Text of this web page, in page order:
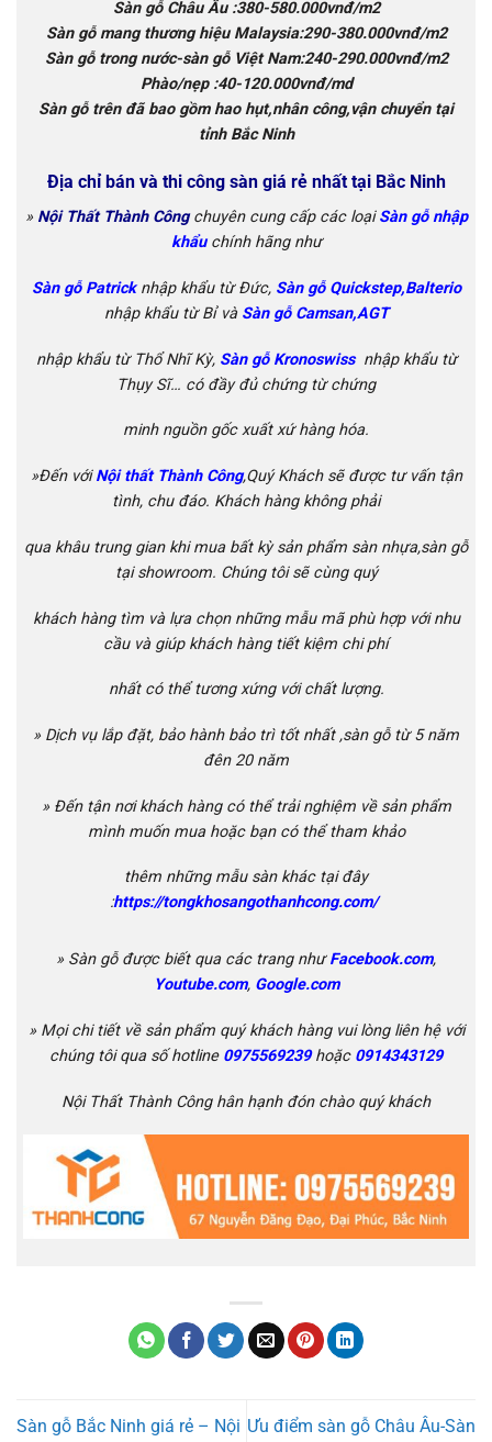
Sàn gỗ Châu Âu :380-580.000vnđ/m2
Sàn gỗ mang thương hiệu Malaysia:290-380.000vnđ/m2
Sàn gỗ trong nước-sàn gỗ Việt Nam:240-290.000vnđ/m2
Phào/nẹp :40-120.000vnđ/md
Sàn gỗ trên đã bao gồm hao hụt,nhân công,vận chuyển tại
tỉnh Bắc Ninh
Địa chỉ bán và thi công sàn giá rẻ nhất tại Bắc Ninh
» Nội Thất Thành Côngchuyên cung cấp các loạiSàn gỗ nhập
khẩuchính hãng như
Sàn gỗ Patricknhập khẩu từ Đức, Sàn gỗ Quickstep,Balterio
nhập khẩu từBỉ và Sàn gỗ Camsan,AGT
nhập khẩu từ Thổ Nhĩ Kỳ, Sàn gỗ Kronoswiss nhập khẩu từ
Thụy Sĩ… có đầy đủ chứng từ chứng
minh nguồn gốc xuất xứ hàng hóa.
»Đến vớiNội thất Thành Công,Quý Khách sẽ được tư vấn tận
tình, chu đáo. Khách hàng không phải
qua khâu trung gian khi mua bất kỳ sản phẩm sàn nhựa,sàn gỗ
tại showroom. Chúng tôi sẽ cùng quý
khách hàng tìm và lựa chọn những mẫu mã phù hợp với nhu
cầu và giúp khách hàng tiết kiệm chi phí
nhất có thể tươngxứng với chất lượng.
» Dịch vụ lắp đặt, bảo hành bảo trì tốt nhất ,sàn gỗtừ 5 năm
đên 20 năm
» Đến tận nơi khách hàng có thể trải nghiệm về sản phẩm
mình muốn mua hoặc bạn có thể tham khảo
thêm những mẫu sàn khác tại đây
:https://tongkhosangothanhcong.com/
» Sàn gỗ được biết qua các trang nhưFacebook.com,
Youtube.com, Google.com
» Mọi chi tiết về sản phẩm quý khách hàng vui lòng liên hệ với
chúng tôi qua số hotline 0975569239hoặc 0914343129
Nội Thất Thành Công hân hạnh đón chào quý khách
Sàn gỗ Bắc Ninh giá rẻ – Nội Ưu điểm sàn gỗ Châu Âu-Sàn